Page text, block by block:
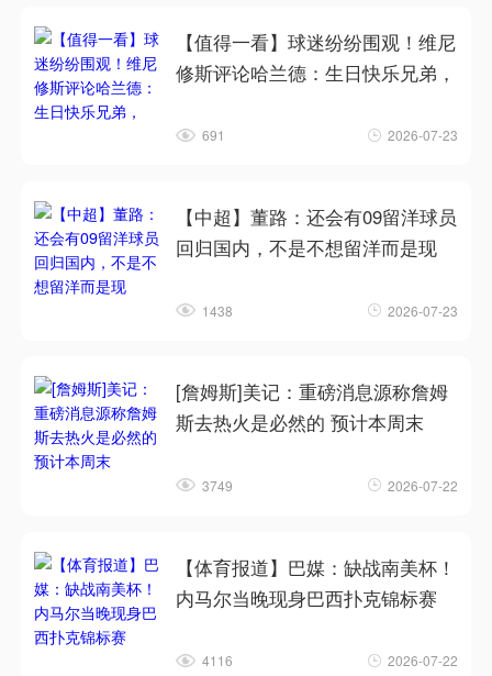
【值得一看】球迷纷纷围观！维尼
修斯评论哈兰德：生日快乐兄弟，
691 2026-07-23
【中超】董路：还会有09留洋球员
回归国内，不是不想留洋而是现
1438 2026-07-23
[詹姆斯]美记：重磅消息源称詹姆
斯去热火是必然的 预计本周末
3749 2026-07-22
【体育报道】巴媒：缺战南美杯！
内马尔当晚现身巴西扑克锦标赛
4116 2026-07-22